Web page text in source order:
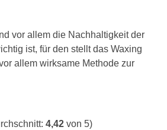
vor allem die Nachhaltigkeit der
ist, für den stellt das Waxing
allem wirksame Methode zur
4,42 von 5)